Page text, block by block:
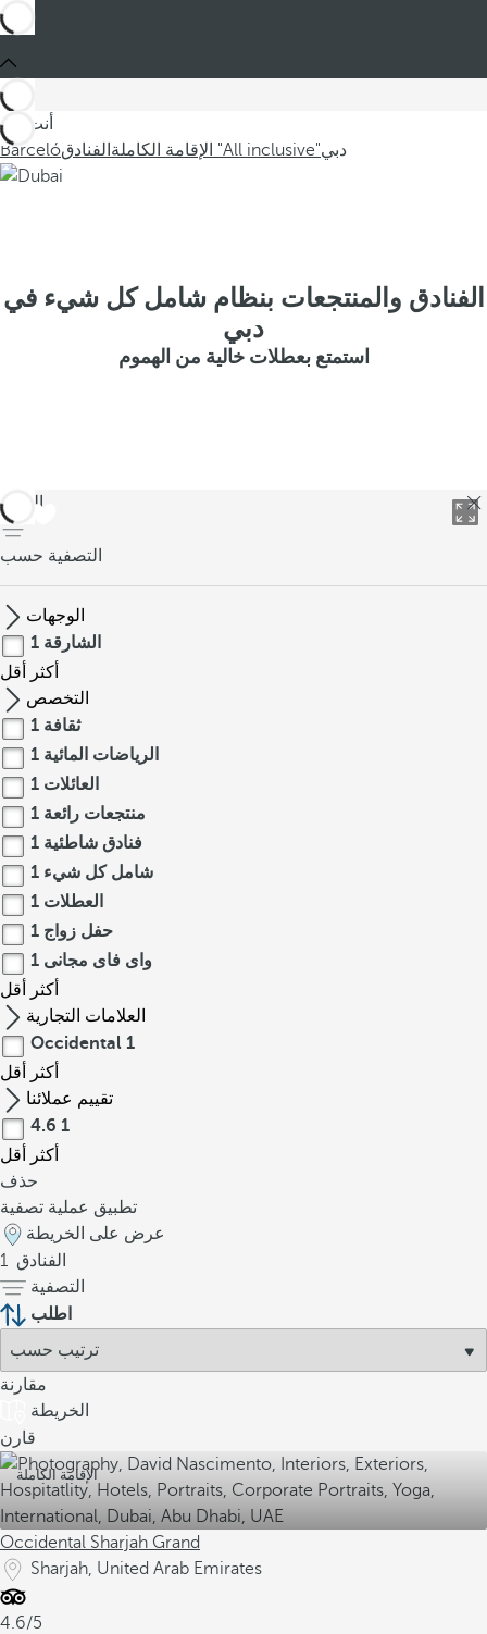
أنت في
Barcelóالفنادق الإقامة الكاملة "All inclusive"دبي
الفنادق والمنتجعات بنظام شامل كل شيء في
دبي
استمتع بعطلات خالية من الهموم
العودة
التصفية حسب
الوجهات
الشارقة 1
أكثر
أقل
التخصص
ثقافة 1
الرياضات المائية 1
العائلات 1
منتجعات رائعة 1
فنادق شاطئية 1
شامل كل شيء 1
العطلات 1
حفل زواج 1
واى فاى مجانى 1
أكثر
أقل
العلامات التجارية
Occidental 1
أكثر
أقل
تقييم عملائنا
4.6 1
أكثر
أقل
حذف
تطبيق عملية تصفية
عرض على الخريطة
1 الفنادق
التصفية
اطلب
مقارنة
الخريطة
قارن
الإقامة الكاملة
Occidental Sharjah Grand
Sharjah, United Arab Emirates
4.6/5